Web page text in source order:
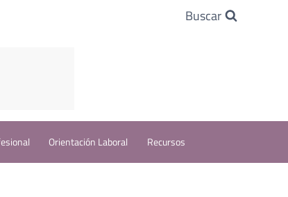
Buscar
Orientación Laboral Recursos